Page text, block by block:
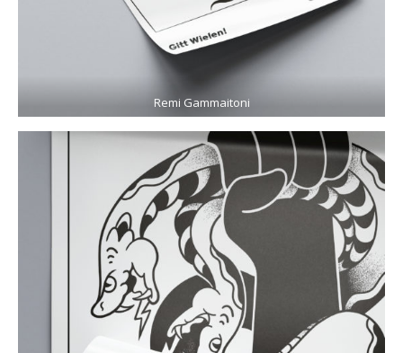
Remi Gammaitoni